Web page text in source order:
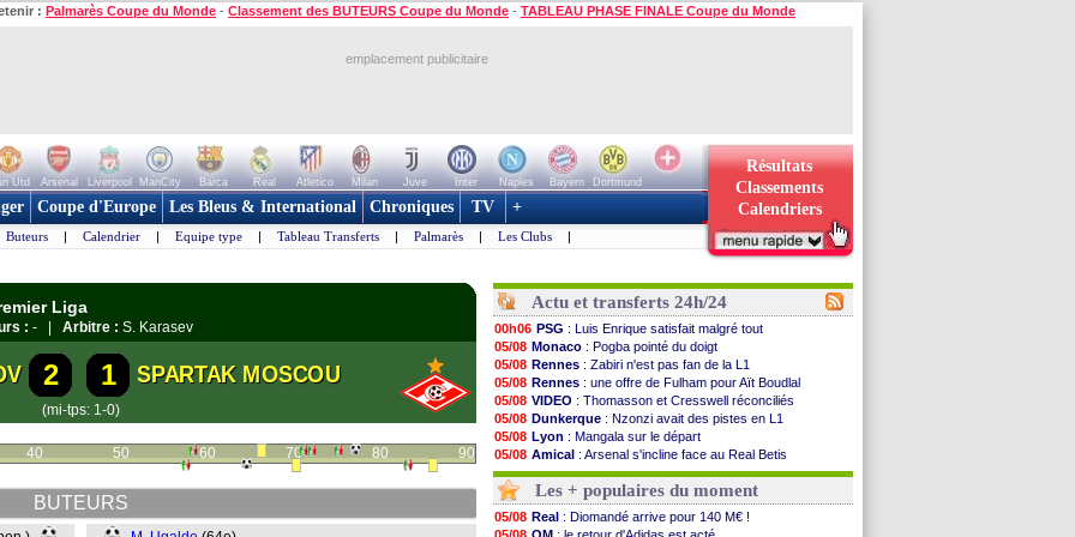
: Palmarès Coupe du Monde - Classement des BUTEURS Coupe du Monde - TABLEAU PHASE FINALE Coupe du Monde
emplacement publicitaire
Utd Arsenal Liverpool ManCity Barca Real Atletico Milan Juve Inter Naples Bayern
Dortmund
Résultats
Classements
Calendriers
Coupe d'Europe Les Bleus & International Chroniques TV +
Buteurs | Calendrier | Equipe type | Tableau Transferts | Palmarès | Les Clubs |
Liga
: - | Arbitre : S. Karasev
2 1 SPARTAK MOSCOU
(mi-tps: 1-0)
40 50 60 70 80 90
BUTEURS
Actu et transferts 24h/24
00h06 PSG : Luis Enrique satisfait malgré tout
05/08 Monaco : Pogba pointé du doigt
05/08 Rennes : Zabiri n'est pas fan de la L1
05/08 Rennes : une offre de Fulham pour Aït Boudlal
05/08 VIDEO : Thomasson et Cresswell réconciliés
05/08 Dunkerque : Nzonzi avait des pistes en L1
05/08 Lyon : Mangala sur le départ
05/08 Amical : Arsenal s'incline face au Real Betis
05/08 Amical: lourde défaite pour le PSG
05/08
Man City: Maresca flou pour Reijnders
05/08 LdC: Fenerbahçe prend une belle option
05/08 Al-Diriyah: Mbemba arrive libre (officiel)
Les + populaires du moment
05/08 Real : Diomandé arrive pour 140 M€ !